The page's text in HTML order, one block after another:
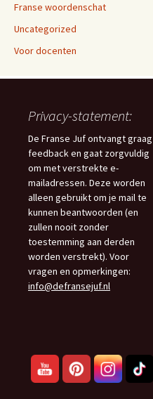
Franse woordenschat
Uncategorized
Voor docenten
Privacy-statement:
De Franse Juf ontvangt graag
feedback en gaat zorgvuldig
om met verstrekte e-
mailadressen. Deze worden
alleen gebruikt om je mail te
kunnen beantwoorden (en
zullen nooit zonder
toestemming aan derden
worden verstrekt). Voor
vragen en opmerkingen:
info@defransejuf.nl